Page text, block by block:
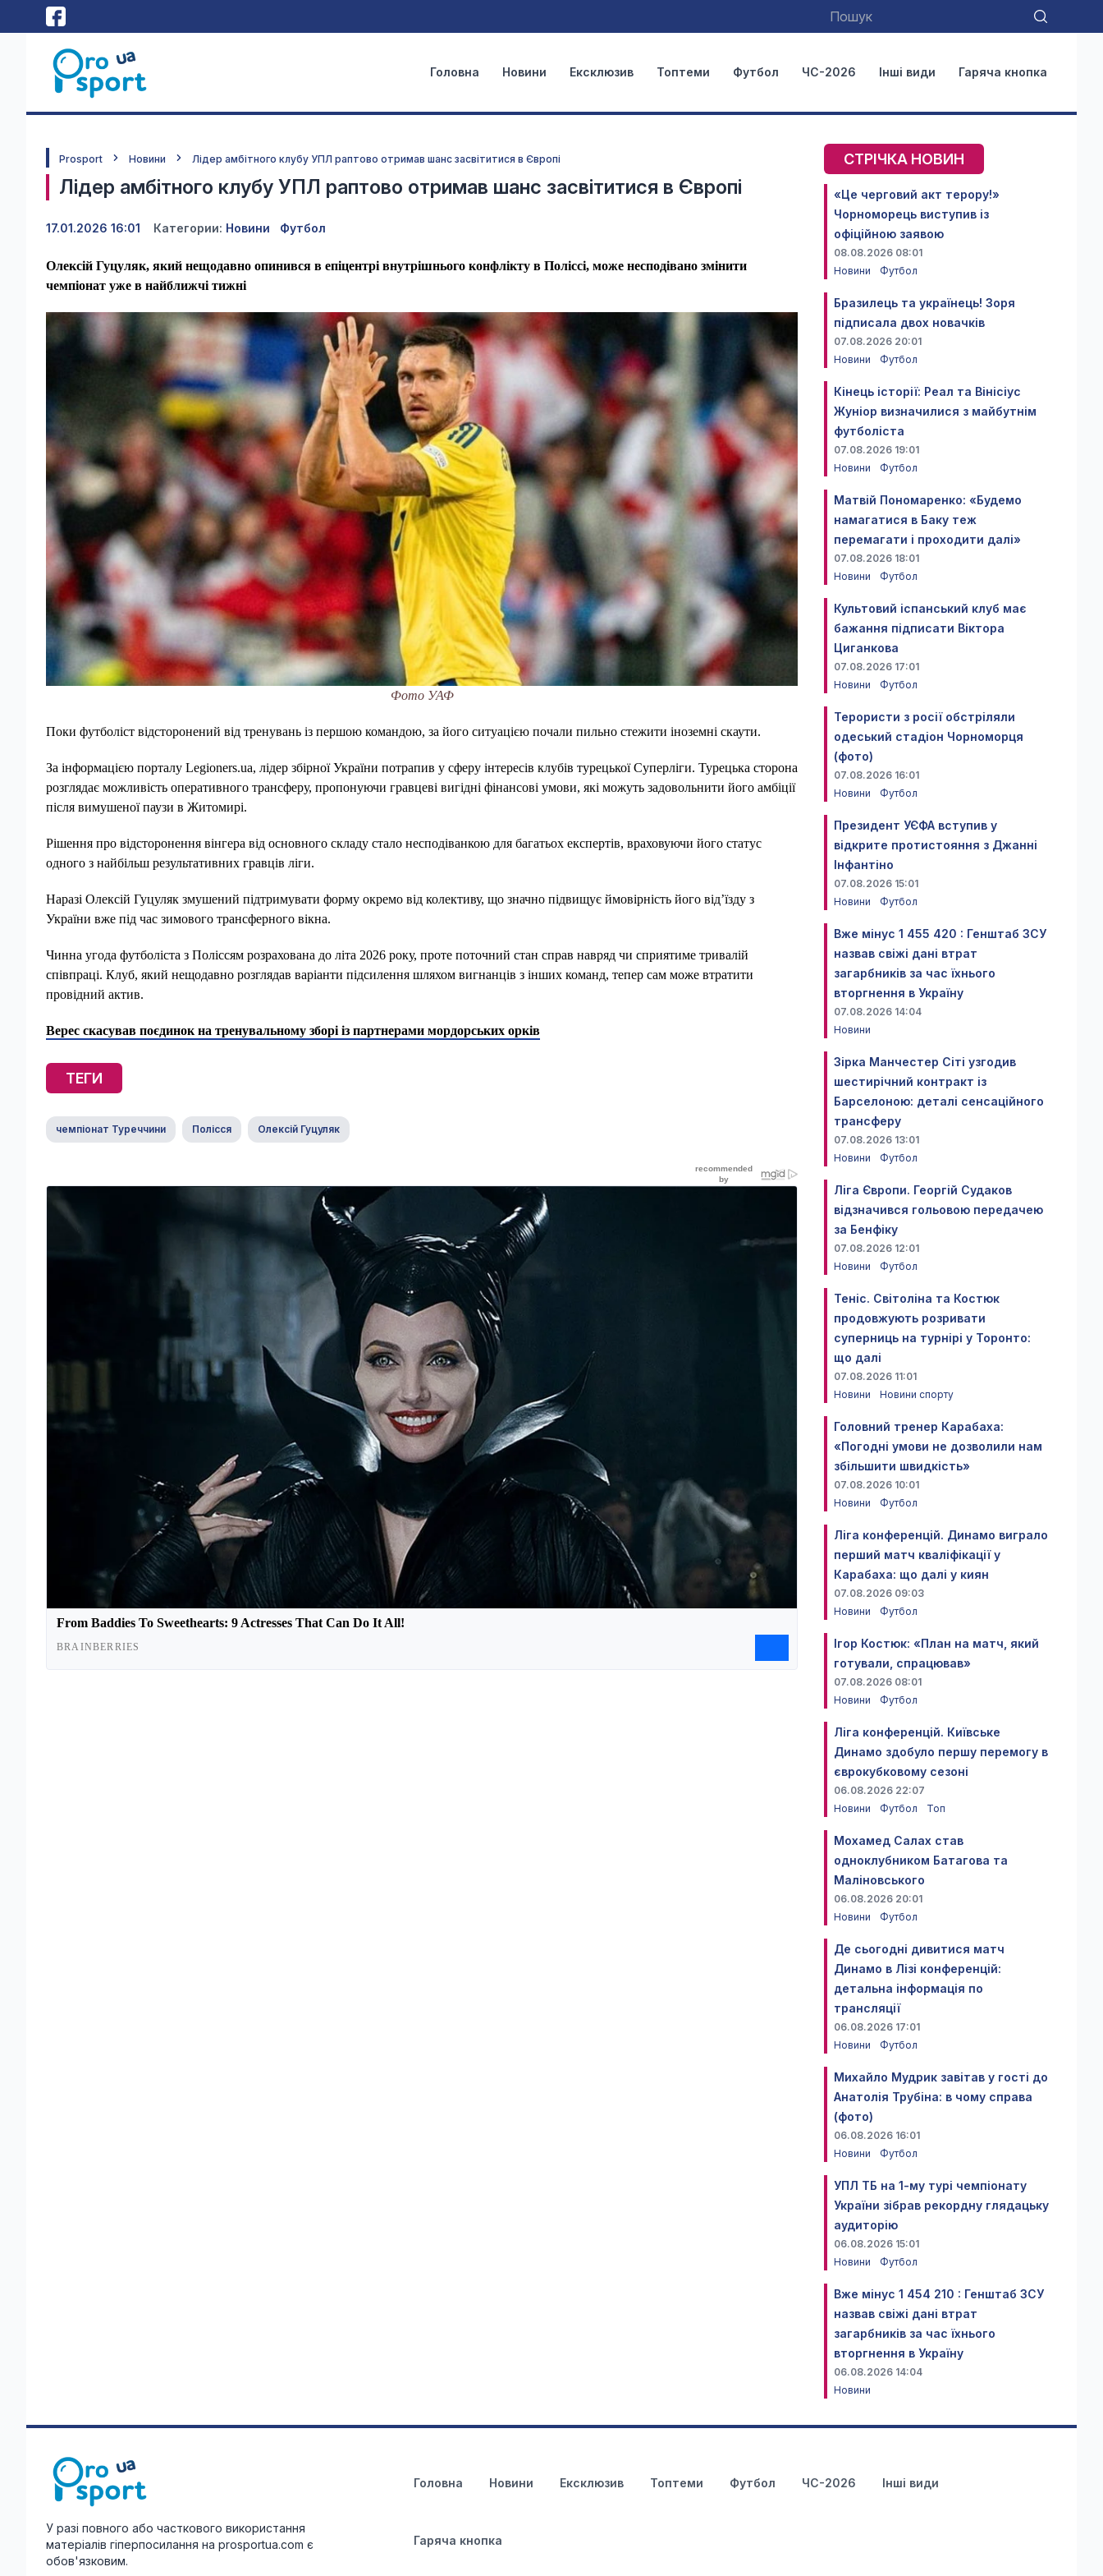
Головна Новини Ексклюзив Топтеми Футбол ЧС-2026 Інші види Гаряча кнопка
Prosport Новини Лідер амбітного клубу УПЛ раптово отримав шанс засвітитися в Європі
Лідер амбітного клубу УПЛ раптово отримав шанс засвітитися в Європі
17.01.2026 16:01 Категории: Новини Футбол
Олексій Гуцуляк, який нещодавно опинився в епіцентрі внутрішнього конфлікту в Поліссі, може несподівано змінити
чемпіонат уже в найближчі тижні
Фото УАФ
Поки футболіст відсторонений від тренувань із першою командою, за його ситуацією почали пильно стежити іноземні скаути.
За інформацією порталу Legioners.ua, лідер збірної України потрапив у сферу інтересів клубів турецької Суперліги. Турецька сторона
розглядає можливість оперативного трансферу, пропонуючи гравцеві вигідні фінансові умови, які можуть задовольнити його амбіції
після вимушеної паузи в Житомирі.
Рішення про відсторонення вінгера від основного складу стало несподіванкою для багатьох експертів, враховуючи його статус
одного з найбільш результативних гравців ліги.
Наразі Олексій Гуцуляк змушений підтримувати форму окремо від колективу, що значно підвищує ймовірність його від’їзду з
України вже під час зимового трансферного вікна.
Чинна угода футболіста з Поліссям розрахована до літа 2026 року, проте поточний стан справ навряд чи сприятиме тривалій
співпраці. Клуб, який нещодавно розглядав варіанти підсилення шляхом вигнанців з інших команд, тепер сам може втратити
провідний актив.
Верес скасував поєдинок на тренувальному зборі із партнерами мордорських орків
ТЕГИ
чемпіонат Туреччини Полісся Олексій Гуцуляк
СТРІЧКА НОВИН
«Це черговий акт терору!»
Чорноморець виступив із
офіційною заявою
08.08.2026 08:01
Новини
Футбол
Бразилець та українець! Зоря
підписала двох новачків
07.08.2026 20:01
Новини
Футбол
Кінець історії: Реал та Вінісіус
Жуніор визначилися з майбутнім
футболіста
07.08.2026 19:01
Новини
Футбол
Матвій Пономаренко: «Будемо
намагатися в Баку теж
перемагати і проходити далі»
07.08.2026 18:01
Новини
Футбол
Культовий іспанський клуб має
бажання підписати Віктора
Циганкова
07.08.2026 17:01
Новини
Футбол
Терористи з росії обстріляли
одеський стадіон Чорноморця
(фото)
07.08.2026 16:01
Новини
Футбол
Президент УЄФА вступив у
відкрите протистояння з Джанні
Інфантіно
07.08.2026 15:01
Новини
Футбол
Вже мінус 1 455 420 : Генштаб ЗСУ
назвав свіжі дані втрат
загарбників за час їхнього
вторгнення в Україну
07.08.2026 14:04
Новини
Зірка Манчестер Сіті узгодив
шестирічний контракт із
Барселоною: деталі сенсаційного
трансферу
07.08.2026 13:01
Новини
Футбол
Ліга Європи. Георгій Судаков
відзначився гольовою передачею
за Бенфіку
07.08.2026 12:01
Новини
Футбол
Теніс. Світоліна та Костюк
продовжують розривати
суперниць на турнірі у Торонто:
що далі
07.08.2026 11:01
Новини
Новини спорту
Головний тренер Карабаха:
«Погодні умови не дозволили нам
збільшити швидкість»
07.08.2026 10:01
Новини
Футбол
Ліга конференцій. Динамо виграло
перший матч кваліфікації у
Карабаха: що далі у киян
07.08.2026 09:03
Новини
Футбол
Ігор Костюк: «План на матч, який
готували, спрацював»
07.08.2026 08:01
Новини
Футбол
Ліга конференцій. Київське
Динамо здобуло першу перемогу в
єврокубковому сезоні
06.08.2026 22:07
Новини
Футбол Топ
Мохамед Салах став
одноклубником Батагова та
Маліновського
06.08.2026 20:01
Новини
Футбол
Де сьогодні дивитися матч
Динамо в Лізі конференцій:
детальна інформація по
трансляції
06.08.2026 17:01
Новини
Футбол
Михайло Мудрик завітав у гості до
Анатолія Трубіна: в чому справа
(фото)
06.08.2026 16:01
Новини
Футбол
УПЛ ТБ на 1-му турі чемпіонату
України зібрав рекордну глядацьку
аудиторію
06.08.2026 15:01
Новини
Футбол
Вже мінус 1 454 210 : Генштаб ЗСУ
назвав свіжі дані втрат
загарбників за час їхнього
вторгнення в Україну
06.08.2026 14:04
Новини
У разі повного або часткового використання
матеріалів гіперпосилання на prosportua.com є
обов'язковим.
Головна Новини Ексклюзив Топтеми Футбол ЧС-2026 Інші види
Гаряча кнопка